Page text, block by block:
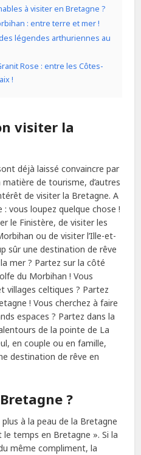
à visiter en Bretagne ?
: entre terre et mer !
légendes arthuriennes au
Rose : entre les Côtes-
!
visiter la
déjà laissé convaincre par
de tourisme, d’autres
de visiter la Bretagne. A
: vous loupez quelque chose !
le Finistère, de visiter les
ou de visiter l’Ille-et-
sûr une destination de rêve
mer ? Partez sur la côté
du Morbihan ! Vous
villages celtiques ? Partez
! Vous cherchez à faire
espaces ? Partez dans la
de la pointe de La
en couple ou en famille,
destination de rêve en
?
plus à la peau de la Bretagne
temps en Bretagne ». Si la
même compliment, la